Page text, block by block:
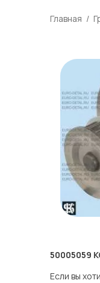
Главная
50005059
Если вы